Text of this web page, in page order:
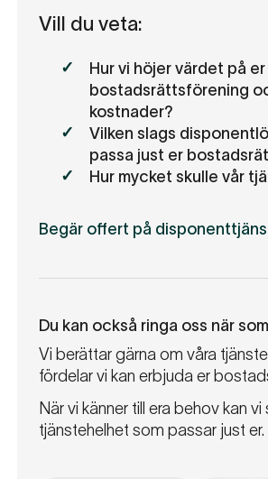
Vill du veta:
Hur vi höjer värdet på er
bostadsrättsförening
kostnader?
Vilken slags
passa just er
Hur mycket skulle vår
Begär offert på
Du kan också ringa oss när
Vi berättar gärna om våra
fördelar vi kan erbjuda er
När vi känner till era behov kan
tjänstehelhet som passar just er.